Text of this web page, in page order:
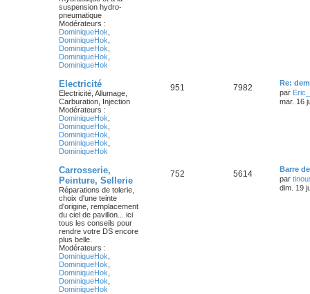
suspension hydro-
pneumatique
Modérateurs :
DominiqueHok
DominiqueHok
DominiqueHok
DominiqueHok
DominiqueHok
Electricité
Electricité, Allumage,
Carburation, Injection
Modérateurs :
DominiqueHok
DominiqueHok
DominiqueHok
DominiqueHok
DominiqueHok
951 7982
Re:
par
mar. 16
Carrosserie,
Peinture, Sellerie
Réparations de tolerie,
choix d'une teinte
d'origine, remplacement
du ciel de pavillon... ici
tous les conseils pour
rendre votre DS encore
plus belle.
Modérateurs :
DominiqueHok
DominiqueHok
DominiqueHok
DominiqueHok
DominiqueHok
752 5614
Barre
par
dim. 19